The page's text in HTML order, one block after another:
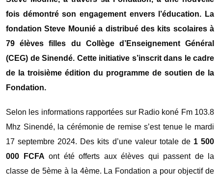
fois démontré son engagement envers l’éducation. La
fondation Steve Mounié a distribué des kits scolaires à
79 élèves filles du Collège d’Enseignement Général
(CEG) de Sinendé. Cette initiative s’inscrit dans le cadre
de la troisième édition du programme de soutien de la
Fondation.
Selon les informations rapportées sur Radio koné Fm 103.8
Mhz Sinendé, la cérémonie de remise s’est tenue le mardi
17 septembre 2024. Des kits d’une valeur totale de 1 500
000 FCFA ont été offerts aux élèves qui passent de la
classe de 5ème à la 4ème. La Fondation a pour objectif de